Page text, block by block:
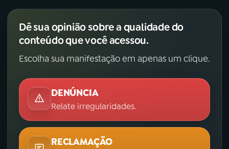
Dê sua opinião sobre a qualidade do
conteúdo que você acessou.
Escolha sua manifestação em apenas um clique.
DENÚNCIA
Relate irregularidades.
RECLAMAÇÃO